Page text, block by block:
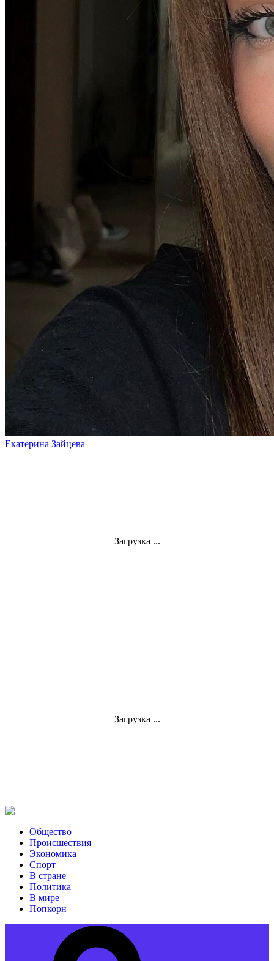
Екатерина Зайцева
Загрузка ...
Загрузка ...
Общество
Происшествия
Экономика
Спорт
В стране
Политика
В мире
Попкорн